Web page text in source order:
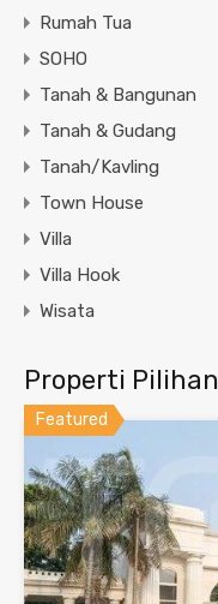
Rumah Tua
SOHO
Tanah & Bangunan
Tanah & Gudang
Tanah/Kavling
Town House
Villa
Villa Hook
Wisata
Properti Pilihan
Featured